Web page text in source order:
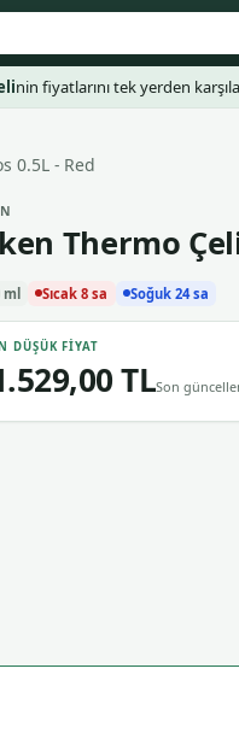
nin fiyatlarını tek yerden
0.5L - Red
Thermo
Sıcak 8 sa Soğuk 24 sa
DÜŞÜK FIYAT
TLSon